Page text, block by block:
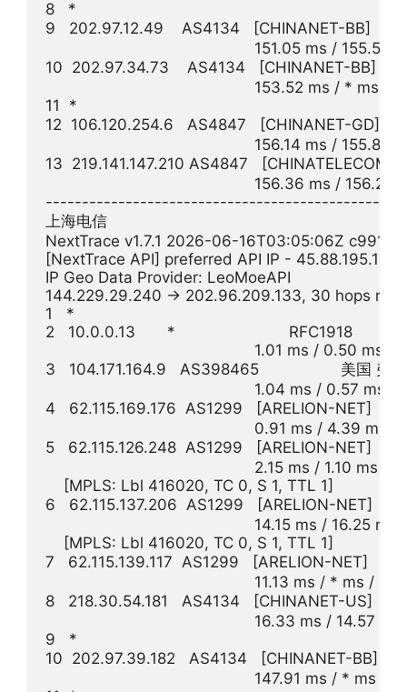
8   *
9   202.97.12.49    AS4134   [CHINANET-BB]
151.05 ms /
10  202.97.34.73    AS4134   [CHINANET-BB]
153.52 ms / * ms /
11  *
12  106.120.254.6   AS4847   [CHINANET-GD]
156.14 ms /
13  219.141.147.210 AS4847
156.36 ms /
上海电信
NextTrace v1.7.1 2026-06-16T03:05:06Z
[NextTrace API] preferred API IP -
IP Geo Data Provider: LeoMoeAPI
144.229.29.240 -> 202.96.209.133, 30 hops
1   *
2   10.0.0.13       *                         RFC1918
1.01 ms / 0.50 ms
3   104.171.164.9   AS398465                  美国 弗
1.04 ms / 0.57 ms
4   62.115.169.176  AS1299   [ARELION-NET]
0.91 ms / 4.39 ms
5   62.115.126.248  AS1299   [ARELION-NET]
2.15 ms / 1.10 ms
    [MPLS: Lbl 416020, TC 0, S 1, TTL 1]
6   62.115.137.206  AS1299   [ARELION-NET]
14.15 ms / 16.25
    [MPLS: Lbl 416020, TC 0, S 1, TTL 1]
7   62.115.139.117  AS1299   [ARELION-NET]
11.13 ms / * ms / *
8   218.30.54.181   AS4134   [CHINANET-US]
16.33 ms / 14.57
9   *
10  202.97.39.182   AS4134   [CHINANET-BB]
147.91 ms / * ms /